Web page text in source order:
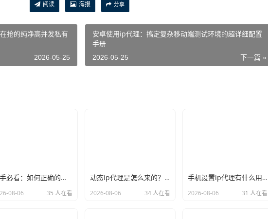
阅读 海报 分享
抢的纯净高并发私有
2026-05-25
安卓使用ip代理：搞定复杂移动端测试环境的超详细配置
手册
下一篇 »
2026-05-25
新手必看：如何正确的选择代理ip软件，别再交智商税了
08-06 35 人在看
动态ip代理是怎么来的？背后的原理比你想象的精彩
2026-08-06 34 人在看
手机设置ip代理有什么用？不只是改定位那么简单
2026-08-06 31 人在看